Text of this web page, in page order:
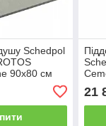
Schedpol
90x80 см
21